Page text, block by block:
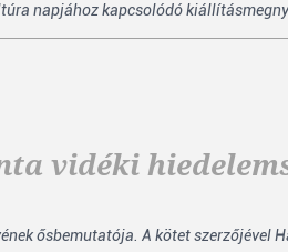
napjához kapcsolódó
vidéki
ősbemutatója. A kötet szerzőjével